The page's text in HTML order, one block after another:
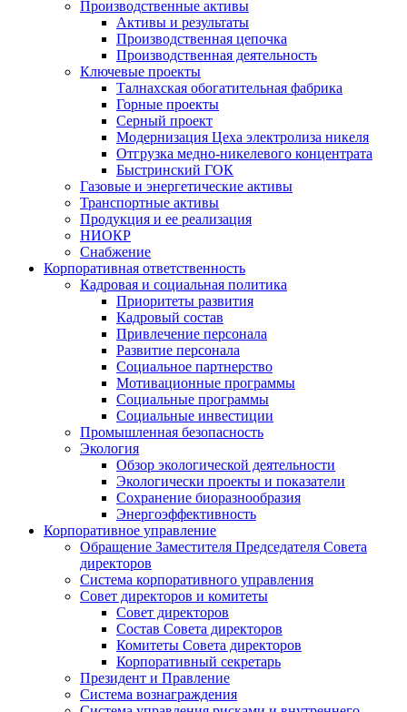
Производственные активы
Активы и результаты
Производственная цепочка
Производственная деятельность
Ключевые проекты
Талнахская обогатительная фабрика
Горные проекты
Серный проект
Модернизация Цеха электролиза никеля
Отгрузка медно-никелевого концентрата
Быстринский ГОК
Газовые и энергетические активы
Транспортные активы
Продукция и ее реализация
НИОКР
Снабжение
Корпоративная ответственность
Кадровая и социальная политика
Приоритеты развития
Кадровый состав
Привлечение персонала
Развитие персонала
Социальное партнерство
Мотивационные программы
Социальные программы
Социальные инвестиции
Промышленная безопасность
Экология
Обзор экологической деятельности
Экологически проекты и показатели
Сохранение биоразнообразия
Энергоэффективность
Корпоративное управление
Обращение Заместителя Председателя Совета
директоров
Система корпоративного управления
Совет директоров и комитеты
Совет директоров
Состав Совета директоров
Комитеты Совета директоров
Корпоративный секретарь
Президент и Правление
Система вознаграждения